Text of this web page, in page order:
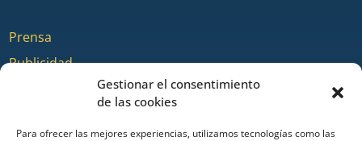
Gestionar el consentimiento
de las cookies
Para ofrecer las mejores experiencias, utilizamos tecnologías como las
Prensa
Publicidad
Quienes somos